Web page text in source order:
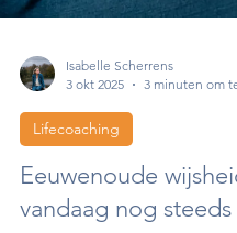
Isabelle Scherrens